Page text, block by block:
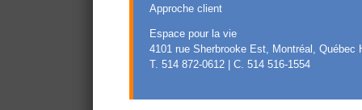
Approche client
Espace pour la vie
4101 rue Sherbrooke Est, Montréal, Québec
T. 514 872-0612 | C. 514 516-1554